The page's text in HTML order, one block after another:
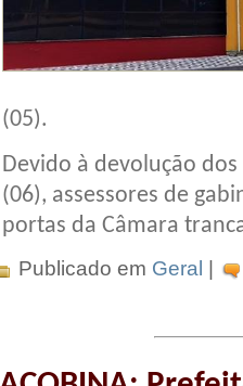
(05).
Devido à devolução
(06), assessores de
portas da Câmara
Publicado em Geral |